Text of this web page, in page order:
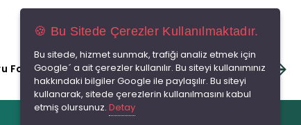
Formu KVKK Politikamız Çerez
🍪 Bu Sitede Çerezler Kullanılmaktadır.
Bu sitede, hizmet sunmak, trafiği analiz etmek için
Google´ a ait çerezler kullanılır. Bu siteyi kullanımınız
hakkındaki bilgiler Google ile paylaşılır. Bu siteyi
kullanarak, sitede çerezlerin kullanılmasını kabul
etmiş olursunuz. Detay